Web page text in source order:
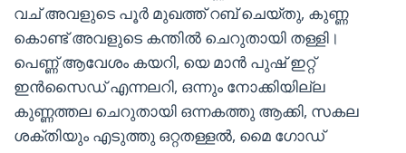
വച് അവളുടെ പൂർ മുഖത്ത് റബ് ചെയ്തു, കുണ്ണ
കൊണ്ട് അവളുടെ കന്തിൽ ചെറുതായി തള്ളി।
പെണ്ണ് ആവേശം കയറി, യെ മാൻ പുഷ് ഇറ്റ്
ഇൻസൈഡ് എന്നലറി, ഒന്നും നോക്കിയില്ല
കുണ്ണത്തല ചെറുതായി ഒന്നകത്തു ആക്കി, സകല
ശക്തിയും എടുത്തു ഒറ്റതള്ളൽ, മൈ ഗോഡ്